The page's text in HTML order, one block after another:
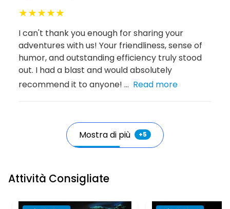
★★★★★
I can't thank you enough for sharing your
adventures with us! Your friendliness, sense of
humor, and outstanding efficiency truly stood
out. I had a blast and would absolutely
recommend it to anyone! ... Read more
Mostra di più +5
Attività Consigliate